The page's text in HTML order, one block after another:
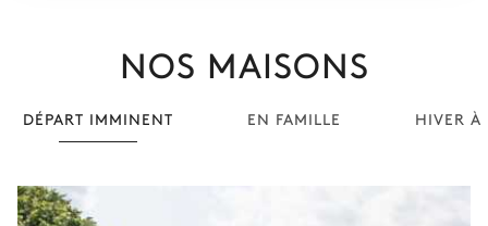
NOS MAISONS
DÉPART IMMINENT EN FAMILLE HIVER À